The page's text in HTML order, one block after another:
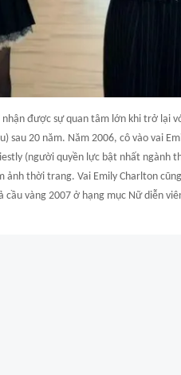
được sự quan tâm lớn khi trở lại
sau 20 năm. Năm 2006, cô vào vai
(người quyền lực bật nhất ngành
ảnh thời trang. Vai Emily Charlton
cầu vàng 2007 ở hạng mục Nữ diễn